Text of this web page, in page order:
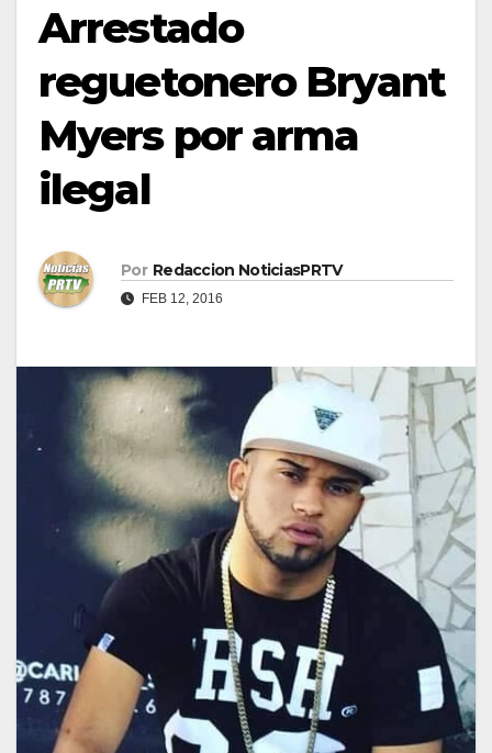
Arrestado
reguetonero Bryant
Myers por arma
ilegal
Por Redaccion NoticiasPRTV
FEB 12, 2016